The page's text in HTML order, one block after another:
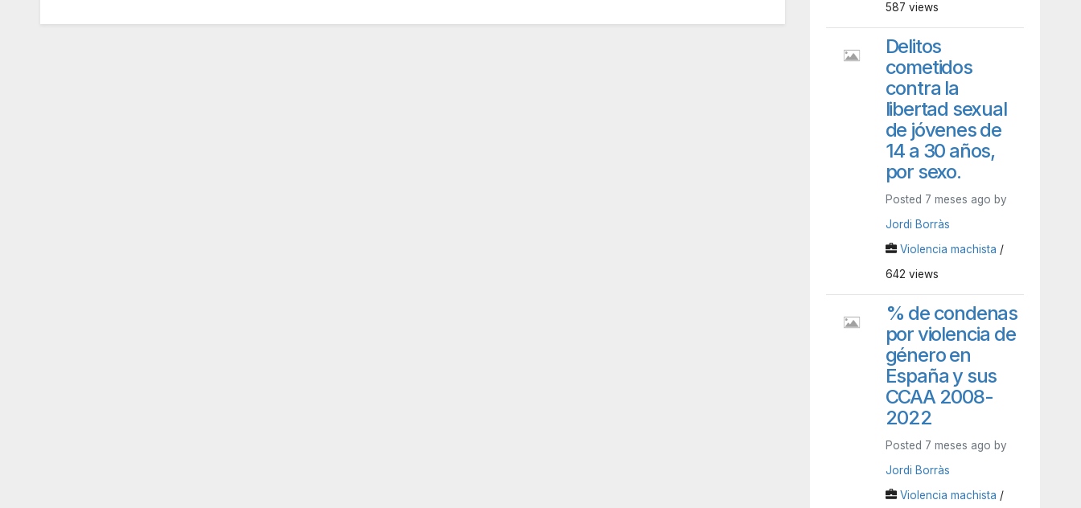
587 views
Delitos
cometidos
contra la
libertad sexual
de jóvenes de
14 a 30 años,
por sexo.
Posted 7 meses ago by
Jordi Borràs
Violencia machista /
642 views
% de condenas
por violencia de
género en
España y sus
CCAA 2008-
2022
Posted 7 meses ago by
Jordi Borràs
Violencia machista /